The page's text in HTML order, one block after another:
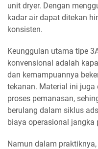
unit dryer. Dengan
kadar air dapat ditekan
konsisten.
Keunggulan utama tipe
konvensional adalah
dan kemampuannya
tekanan. Material ini juga
proses pemanasan,
berulang dalam siklus
biaya operasional jangka
Namun dalam